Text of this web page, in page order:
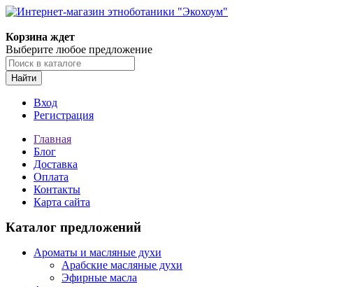
Корзина ждет
Выберите любое предложение
Найти
Вход
Регистрация
Главная
Блог
Доставка
Оплата
Контакты
Карта сайта
Каталог предложений
Ароматы и масляные духи
Арабские масляные духи
Эфирные масла